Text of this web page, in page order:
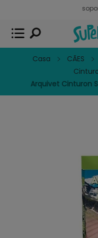
Casa CÃES
Arquivet Cinturon
Superpet,
APP GRATIS - En